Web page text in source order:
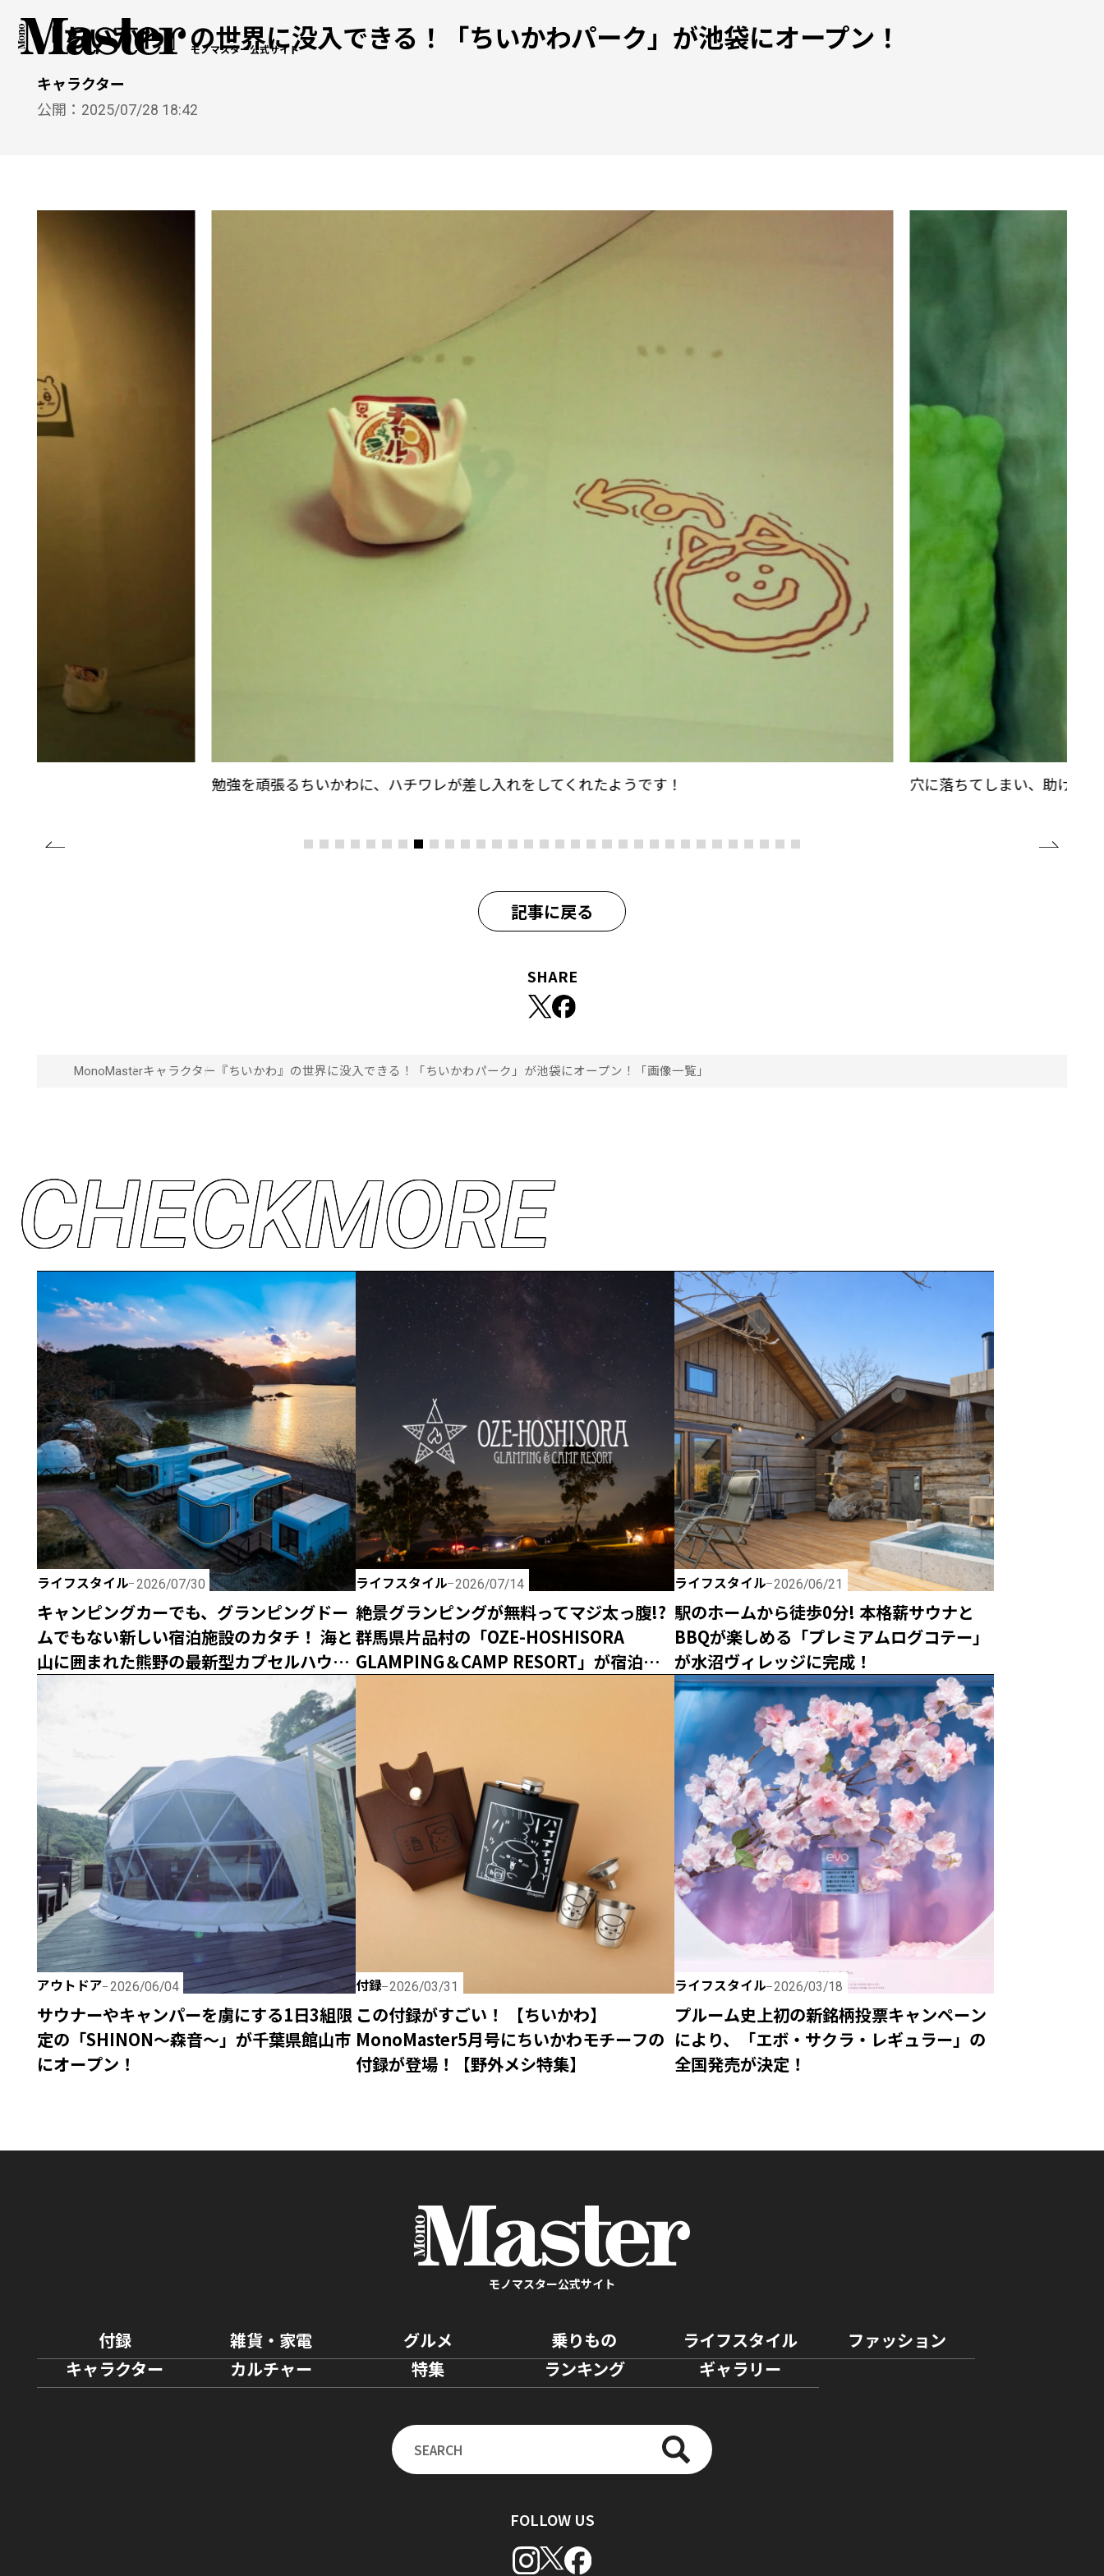
モノマスター公式サイト
『ちいかわ』の世界に没入できる！「ちいかわパーク」が池袋にオープン！
キャラクター
公開： 2025/07/28 18:42
勉強を頑張るちいかわに、ハチワレが差し入れをしてくれたようです！ 穴に落ちてしまい、助けを
記事に戻る
SHARE
MonoMasterキャラクター 『ちいかわ』の世界に没入できる！「ちいかわパーク」が池袋にオープン！「画像一覧」
CHECKMORE
ライフスタイル 2026/07/30
キャンピングカーでも、グランピングドー
ムでもない新しい宿泊施設のカタチ！ 海と
山に囲まれた熊野の最新型カプセルハウス
「ザ・グランスイート」
ライフスタイル 2026/07/14
絶景グランピングが無料ってマジ太っ腹!?
群馬県片品村の「OZE-HOSHISORA
GLAMPING＆CAMP RESORT」が宿泊料
ライフスタイル 2026/06/21
駅のホームから徒歩0分! 本格薪サウナと
BBQが楽しめる「プレミアムログコテー」
が水沼ヴィレッジに完成！
アウトドア 2026/06/04
サウナーやキャンパーを虜にする1日3組限
定の「SHINON〜森音〜」が千葉県館山市
にオープン！
付録 2026/03/31
この付録がすごい！ 【ちいかわ】
MonoMaster5月号にちいかわモチーフの
付録が登場！【野外メシ特集】
ライフスタイル 2026/03/18
プルーム史上初の新銘柄投票キャンペーン
により、「エボ・サクラ・レギュラー」の
全国発売が決定！
モノマスター公式サイト
付録 雑貨・家電 グルメ 乗りもの ライフスタイル
ファッション
キャラクター
カルチャー 特集 ランキング ギャラリー
FOLLOW US